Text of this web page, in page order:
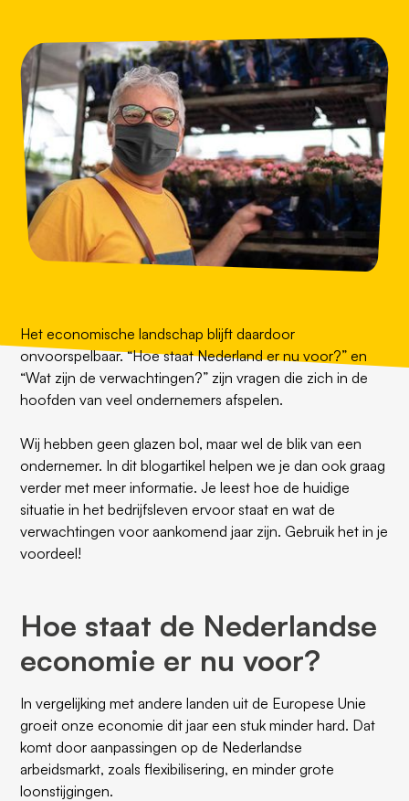
Het economische landschap blijft daardoor
onvoorspelbaar. “Hoe staat Nederland er nu voor?” en
“Wat zijn de verwachtingen?” zijn vragen die zich in de
hoofden van veel ondernemers afspelen.
Wij hebben geen glazen bol, maar wel de blik van een
ondernemer. In dit blogartikel helpen we je dan ook graag
verder met meer informatie. Je leest hoe de huidige
situatie in het bedrijfsleven ervoor staat en wat de
verwachtingen voor aankomend jaar zijn. Gebruik het in je
voordeel!
Hoe staat de Nederlandse
economie er nu voor?
In vergelijking met andere landen uit de Europese Unie
groeit onze economie dit jaar een stuk minder hard. Dat
komt door aanpassingen op de Nederlandse
arbeidsmarkt, zoals flexibilisering, en minder grote
loonstijgingen.